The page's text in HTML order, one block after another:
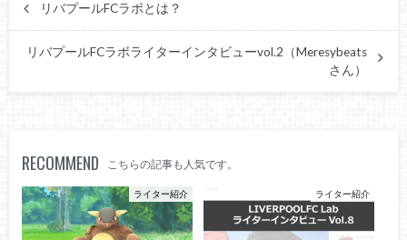
リバプールFCラボとは？
リバプールFCラボライターインタビューvol.2（Meresybeats
さん）
RECOMMEND こちらの記事も人気です。
ライター紹介 ライター紹介